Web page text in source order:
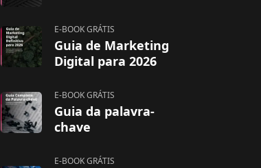
E-BOOK GRÁTIS
Guia de Marketing
Digital para 2026
E-BOOK GRÁTIS
Guia da palavra-
chave
E-BOOK GRÁTIS